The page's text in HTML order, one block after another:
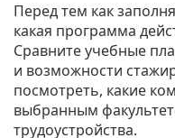
Перед тем как
какая программа
Сравните учебные
и возможности
посмотреть, какие
выбранным
трудоустройства.